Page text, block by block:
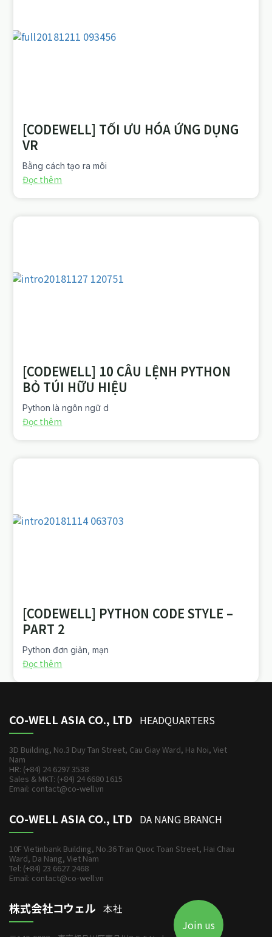
[CODEWELL] TỐI ƯU HÓA ỨNG DỤNG
VR
Bằng cách tạo ra môi
Đọc thêm
[CODEWELL] 10 CÂU LỆNH PYTHON
BỎ TÚI HỮU HIỆU
Python là ngôn ngữ d
Đọc thêm
[CODEWELL] PYTHON CODE STYLE –
PART 2
Python đơn giản, mạn
Đọc thêm
CO-WELL ASIA CO., LTD HEADQUARTERS
3D Building, No.3 Duy Tan Street, Cau Giay Ward, Ha Noi, Viet
Nam
HR: (+84) 24 6297 3538
Sales & MKT: (+84) 24 6680 1615
Email: contact@co-well.vn
CO-WELL ASIA CO., LTD DA NANG BRANCH
10F Vietinbank Building, No.36 Tran Quoc Toan Street, Hai Chau
Ward, Da Nang, Viet Nam
Tel: (+84) 23 6627 2468
Email: contact@co-well.vn
株式会社コウェル 本社
Join us